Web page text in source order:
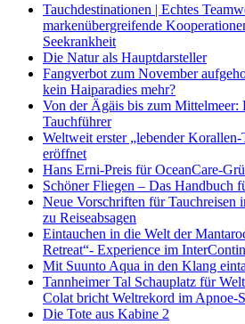
Tauchdestinationen | Echtes
markenübergreifende
Seekrankheit
Die Natur als Hauptdarsteller
Fangverbot zum November
kein Haiparadies mehr?
Von der Ägäis bis zum
Tauchführer
Weltweit erster „lebender
eröffnet
Hans Erni-Preis für OceanCare-
Schöner Fliegen – Das Handbuch
Neue Vorschriften für Tauchreisen
zu Reiseabsagen
Eintauchen in die Welt der
Retreat“- Experience im
Mit Suunto Aqua in den Klang
Tannheimer Tal Schauplatz für
Colat bricht Weltrekord im Apnoe-
Die Tote aus Kabine 2